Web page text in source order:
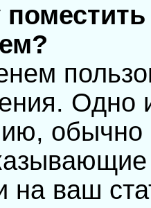
Одно
обычно
на ваш